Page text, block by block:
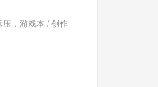
压，游戏本 / 创作